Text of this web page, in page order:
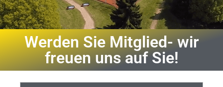
Werden Sie Mitglied- wir
freuen uns auf Sie!